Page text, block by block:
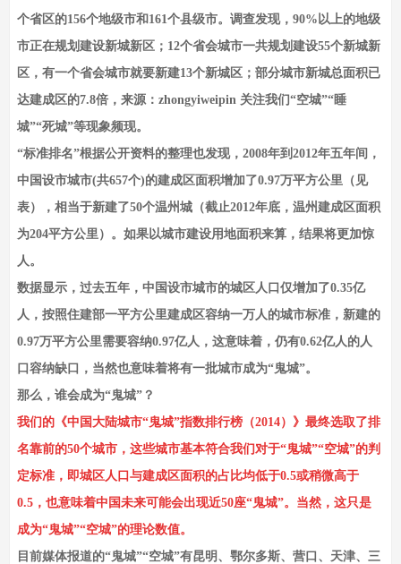
个省区的156个地级市和161个县级市。调查发现，90%以上的地级
市正在规划建设新城新区；12个省会城市一共规划建设55个新城新
区，有一个省会城市就要新建13个新城区；部分城市新城总面积已
达建成区的7.8倍，来源：zhongyiweipin 关注我们“空城”“睡
城”“死城”等现象频现。
“标准排名”根据公开资料的整理也发现，2008年到2012年五年间，
中国设市城市(共657个)的建成区面积增加了0.97万平方公里（见
表），相当于新建了50个温州城（截止2012年底，温州建成区面积
为204平方公里）。如果以城市建设用地面积来算，结果将更加惊
人。
数据显示，过去五年，中国设市城市的城区人口仅增加了0.35亿
人，按照住建部一平方公里建成区容纳一万人的城市标准，新建的
0.97万平方公里需要容纳0.97亿人，这意味着，仍有0.62亿人的人
口容纳缺口，当然也意味着将有一批城市成为“鬼城”。
那么，谁会成为“鬼城”？
我们的《中国大陆城市“鬼城”指数排行榜（2014）》最终选取了排
名靠前的50个城市，这些城市基本符合我们对于“鬼城”“空城”的判
定标准，即城区人口与建成区面积的占比均低于0.5或稍微高于
0.5，也意味着中国未来可能会出现近50座“鬼城”。当然，这只是
成为“鬼城”“空城”的理论数值。
目前媒体报道的“鬼城”“空城”有昆明、鄂尔多斯、营口、天津、三